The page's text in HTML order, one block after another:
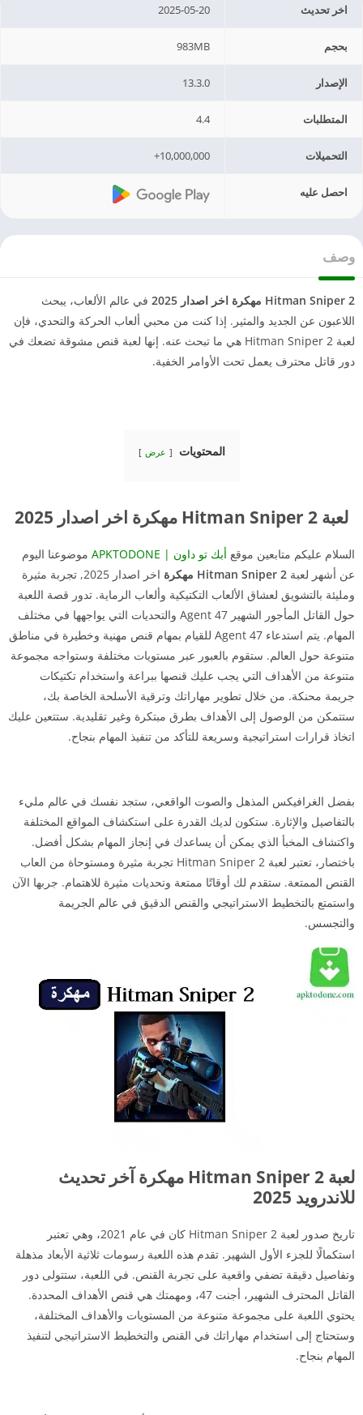
اخر تحديث 2025-05-20
بحجم 983MB
الإصدار 13.3.0
المتطلبات 4.4
التحميلات 10,000,000+
احصل عليه
وصف
Hitman Sniper 2 مهكرة اخر اصدار 2025
في عالم الألعاب، يبحث
اللاعبون عن الجديد والمثير. إذا كنت من محبي ألعاب الحركة والتحدي، فإن
لعبة Hitman Sniper 2 هي ما تبحث عنه. إنها لعبة قنص مشوقة تضعك في
دور قاتل محترف يعمل تحت الأوامر الخفية.
المحتويات عرض
لعبة Hitman Sniper 2 مهكرة اخر اصدار 2025
السلام عليكم متابعين موقع أبك تو داون | APKTODONE
موضوعنا اليوم
عن أشهر لعبة Hitman Sniper 2 مهكرة
اخر اصدار 2025, تجربة مثيرة
ومليئة بالتشويق لعشاق الألعاب التكتيكية وألعاب الرماية. تدور قصة اللعبة
حول القاتل المأجور الشهير Agent 47 والتحديات التي يواجهها في مختلف
المهام. يتم استدعاء Agent 47 للقيام بمهام قنص مهنية وخطيرة في مناطق
متنوعة حول العالم. ستقوم بالعبور عبر مستويات مختلفة وستواجه مجموعة
متنوعة من الأهداف التي يجب عليك قنصها ببراعة واستخدام تكتيكات
جريمة محنكة. من خلال تطوير مهاراتك وترقية الأسلحة الخاصة بك،
ستتمكن من الوصول إلى الأهداف بطرق مبتكرة وغير تقليدية. ستتعين عليك
اتخاذ قرارات استراتيجية وسريعة للتأكد من تنفيذ المهام بنجاح.
بفضل الغرافيكس المذهل والصوت الواقعي، ستجد نفسك في عالم مليء
بالتفاصيل والإثارة. ستكون لديك القدرة على استكشاف المواقع المختلفة
واكتشاف المخبأ الذي يمكن أن يساعدك في إنجاز المهام بشكل أفضل.
باختصار، تعتبر لعبة Hitman Sniper 2 تجربة مثيرة ومستوحاة من العاب
القنص الممتعة. ستقدم لك أوقاتًا ممتعة وتحديات مثيرة للاهتمام. جربها الآن
واستمتع بالتخطيط الاستراتيجي والقنص الدقيق في عالم الجريمة
والتجسس.
لعبة Hitman Sniper 2 مهكرة آخر تحديث
للاندرويد 2025
تاريخ صدور لعبة Hitman Sniper 2 كان في عام 2021، وهي تعتبر
استكمالًا للجزء الأول الشهير. تقدم هذه اللعبة رسومات ثلاثية الأبعاد مذهلة
وتفاصيل دقيقة تضفي واقعية على تجربة القنص. في اللعبة، ستتولى دور
القاتل المحترف الشهير، أجنت 47، ومهمتك هي قنص الأهداف المحددة.
يحتوي اللعبة على مجموعة متنوعة من المستويات والأهداف المختلفة،
وستحتاج إلى استخدام مهاراتك في القنص والتخطيط الاستراتيجي لتنفيذ
المهام بنجاح.